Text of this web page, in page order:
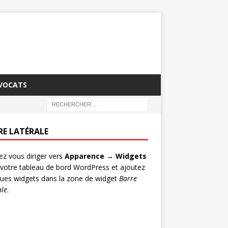
LATÉRALE
vous diriger vers Apparence → Widgets
tableau de bord WordPress et ajoutez
widgets dans la zone de widget Barre
.